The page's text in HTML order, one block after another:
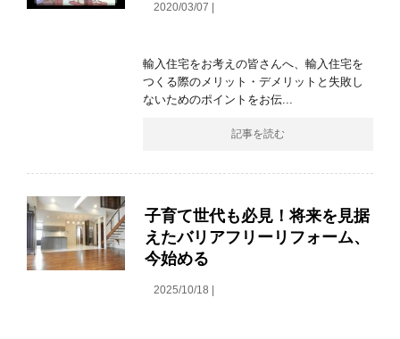
2020/03/07 |
輸入住宅をお考えの皆さんへ、輸入住宅を
つくる際のメリット・デメリットと失敗し
ないためのポイントをお伝...
記事を読む
子育て世代も必見！将来を見据
えたバリアフリーリフォーム、
今始める
2025/10/18 |